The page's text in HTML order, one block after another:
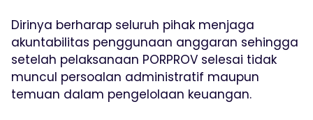
Dirinya berharap seluruh pihak menjaga
akuntabilitas penggunaan anggaran sehingga
setelah pelaksanaan PORPROV selesai tidak
muncul persoalan administratif maupun
temuan dalam pengelolaan keuangan.